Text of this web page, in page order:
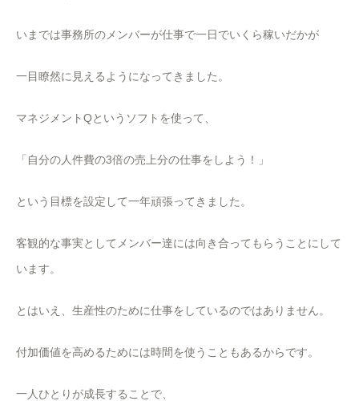
いまでは事務所のメンバーが仕事で一日でいくら稼いだかが
一目瞭然に見えるようになってきました。
マネジメントQというソフトを使って、
「自分の人件費の3倍の売上分の仕事をしよう！」
という目標を設定して一年頑張ってきました。
客観的な事実としてメンバー達には向き合ってもらうことにして
います。
とはいえ、生産性のために仕事をしているのではありません。
付加価値を高めるためには時間を使うこともあるからです。
一人ひとりが成長することで、